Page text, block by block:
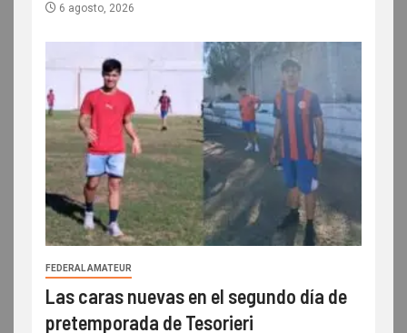
6 agosto, 2026
FEDERAL AMATEUR
Las caras nuevas en el segundo día de
pretemporada de Tesorieri